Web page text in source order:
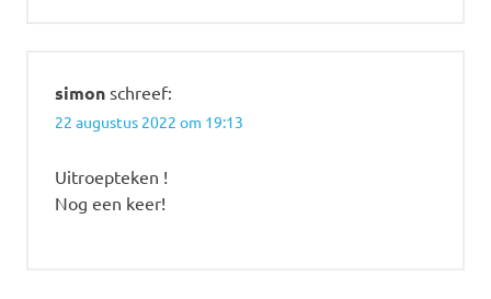
simon schreef:
22 augustus 2022 om 19:13
Uitroepteken !
Nog een keer!